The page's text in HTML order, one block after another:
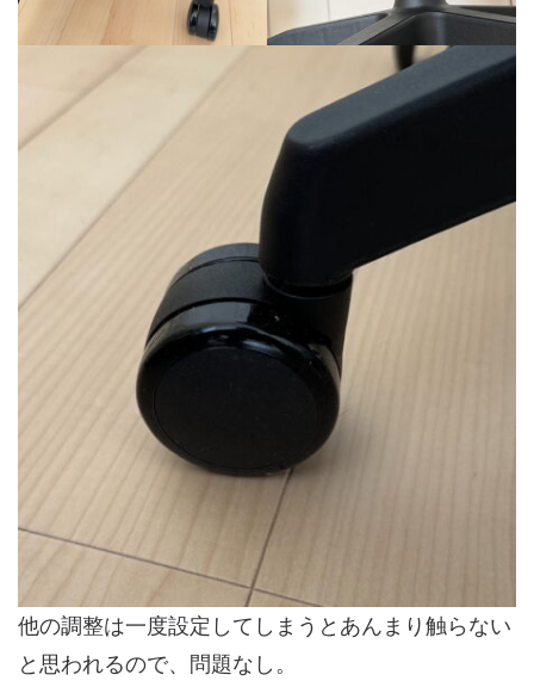
他の調整は一度設定してしまうとあんまり触らない
と思われるので、問題なし。